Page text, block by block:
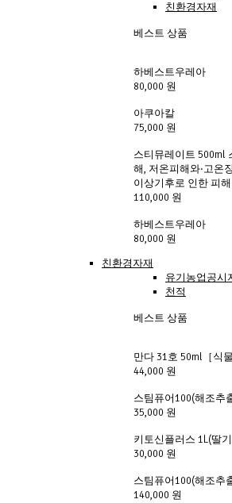
친환경자재
베스트 상품
하베스트우레아
80,000 원
아쿠아칼
75,000 원
스티뮤레이트 500ml
해, 저온피해와·고온
이상기후로 인한 피
110,000 원
하베스트우레아
80,000 원
친환경자재
유기농업공시
천적
베스트 상품
만다 31호 50ml［식
44,000 원
스팀퓨어100(해조추
35,000 원
키토신플러스 1L(딸
30,000 원
스팀퓨어100(해조추
140,000 원